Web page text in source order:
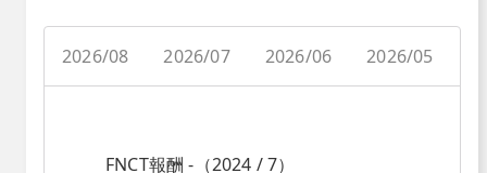
2026/08 2026/07 2026/06 2026/05
FNCT報酬 -（2024 / 7）